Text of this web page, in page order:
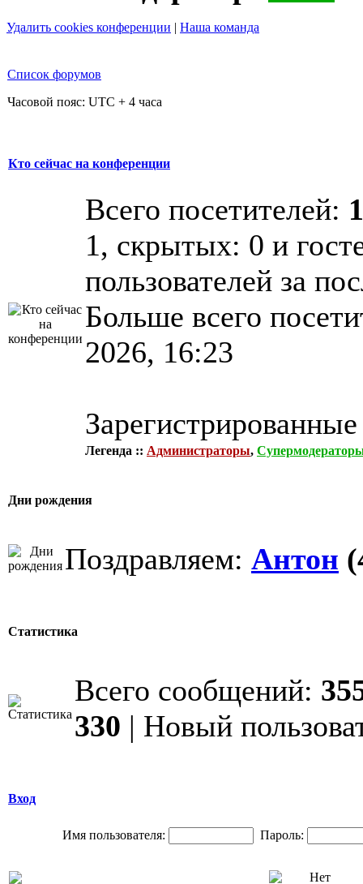
Удалить cookies конференции | Наша команда
Список форумов
Часовой пояс: UTC + 4 часа
Кто сейчас на конференции
Всего посетителей:
1, скрытых: 0 и
пользователей за
Больше всего
2026, 16:23
Легенда :: Администраторы,
Дни рождения
Поздравляем: Антон
Статистика
Всего сообщений:
330 | Новый
Вход
Имя пользователя: Пароль: